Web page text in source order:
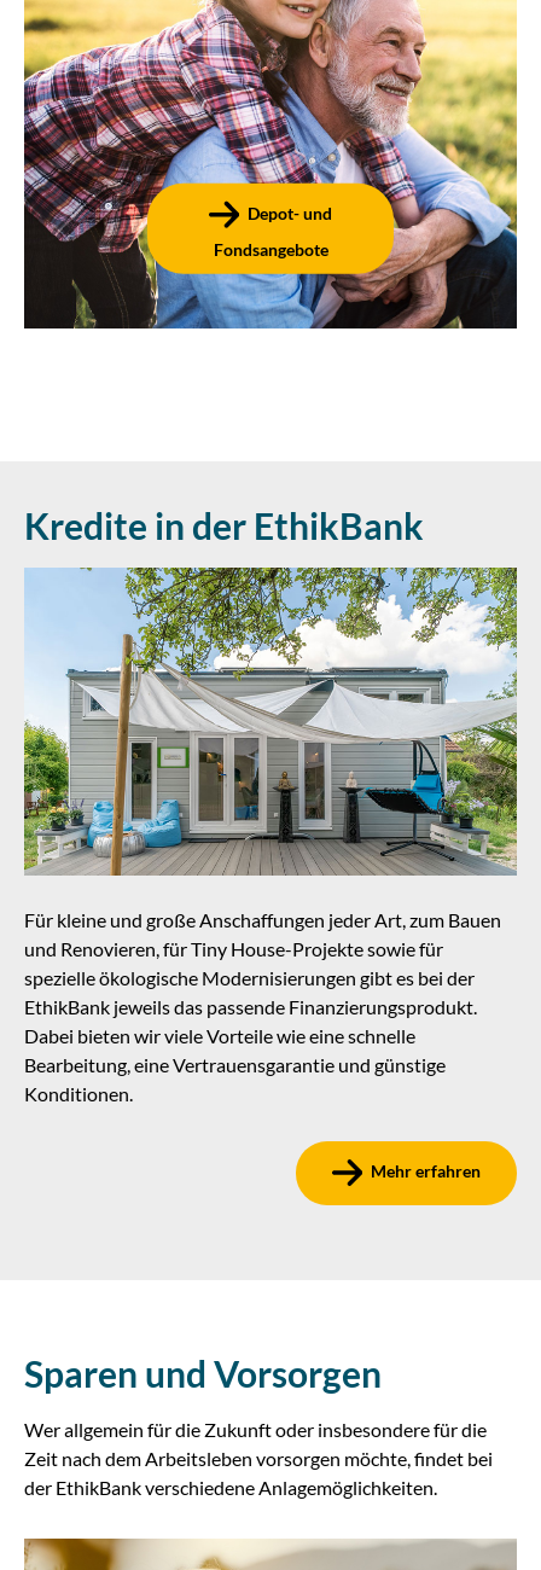
der EthikBank! Wir haben flexible Geldanlagen ganz
nach Ihren Wünschen.
Depot- und
Fondsangebote
Kredite in der EthikBank
Für kleine und große Anschaffungen jeder Art, zum Bauen
und Renovieren, für Tiny House-Projekte sowie für
spezielle ökologische Modernisierungen gibt es bei der
EthikBank jeweils das passende Finanzierungsprodukt.
Dabei bieten wir viele Vorteile wie eine schnelle
Bearbeitung, eine Vertrauensgarantie und günstige
Konditionen.
Mehr erfahren
Sparen und Vorsorgen
Wer allgemein für die Zukunft oder insbesondere für die
Zeit nach dem Arbeitsleben vorsorgen möchte, findet bei
der EthikBank verschiedene Anlagemöglichkeiten.